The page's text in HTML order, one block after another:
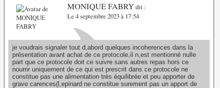
MONIQUE FABRYdit :
Le 4 septembre 2023 à 17:54
je voudrais signaler tout d,abord quelques incoherences dans la
présentation avant achat de ce protocole,il n,est mentionné nulle
part que ce protocole doit ce suivre sans autres repas hors ce
nourrir uniquement de ce qui est prescrit dans ce protocole ne
constitue pas une alimentation très équilibrée et peu apporter de
grave carences(l,epinard ne constitue surement pas un apport de